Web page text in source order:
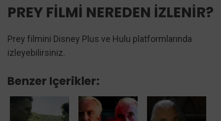
PREY FİLMİ NEREDEN İZLENİR?
Prey filmini Disney Plus ve Hulu platformlarında
izleyebilirsiniz.
Benzer Içerikler: